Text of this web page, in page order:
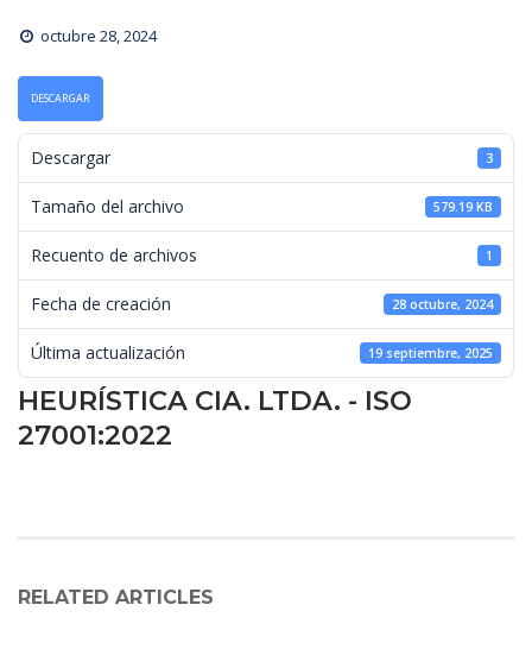
octubre 28, 2024
DESCARGAR
Descargar 3
Tamaño del archivo 579.19 KB
Recuento de archivos 1
Fecha de creación 28 octubre, 2024
Última actualización 19 septiembre, 2025
HEURÍSTICA CIA. LTDA. - ISO
27001:2022
RELATED ARTICLES